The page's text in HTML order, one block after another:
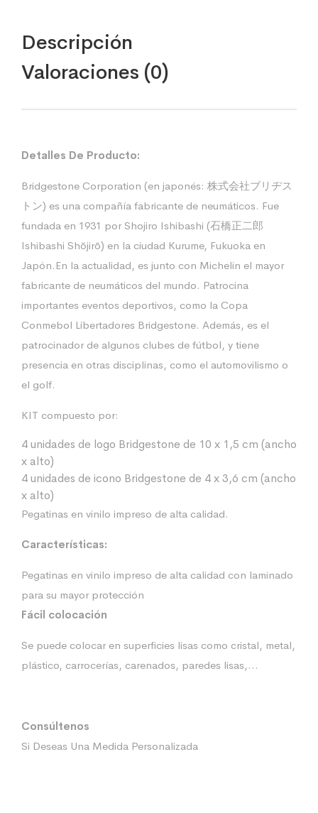
Descripción
Valoraciones (0)
Detalles De Producto:
Bridgestone Corporation (en japonés: 株式会社ブリヂス
トン) es una compañía fabricante de neumáticos. Fue
fundada en 1931 por Shojiro Ishibashi (石橋正二郎
Ishibashi Shōjirō) en la ciudad Kurume, Fukuoka en
Japón.En la actualidad, es junto con Michelin el mayor
fabricante de neumáticos del mundo. Patrocina
importantes eventos deportivos, como la Copa
Conmebol Libertadores Bridgestone. Además, es el
patrocinador de algunos clubes de fútbol, y tiene
presencia en otras disciplinas, como el automovilismo o
el golf.
KIT compuesto por:
4 unidades de logo Bridgestone de 10 x 1,5 cm (ancho
x alto)
4 unidades de icono Bridgestone de 4 x 3,6 cm (ancho
x alto)
Pegatinas en vinilo impreso de alta calidad.
Características:
Pegatinas en vinilo impreso de alta calidad con laminado
para su mayor protección
Fácil colocación
Se puede colocar en superficies lisas como cristal, metal,
plástico, carrocerías, carenados, paredes lisas,…
Consúltenos
Si Deseas Una Medida Personalizada